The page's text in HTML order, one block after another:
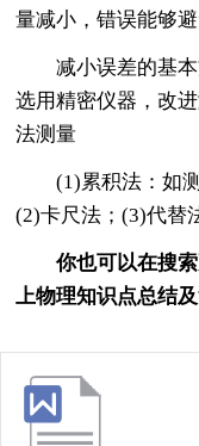
量减小，错误能够
减小误差的基
选用精密仪器，改
法测量
(1)累积法：如
(2)卡尺法；(3)代替
你也可以在搜
上物理知识点总结